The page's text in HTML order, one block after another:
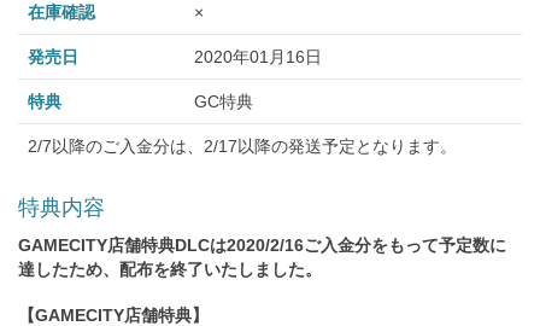
在庫確認 ×
発売日 2020年01月16日
特典 GC特典
2/7以降のご入金分は、2/17以降の発送予定となります。
特典内容
GAMECITY店舗特典DLCは2020/2/16ご入金分をもって予定数に
達したため、配布を終了いたしました。
【GAMECITY店舗特典】